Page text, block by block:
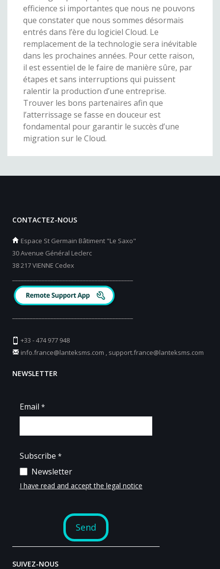
efficience si importantes que nous ne pouvons
que constater que nous sommes désormais
entrés dans l’ère du logiciel Cloud. Le
remplacement de la technologie sera inévitable
dans les prochaines années. Pour cette raison,
il est essentiel de le faire de manière sûre, par
étapes et sans interruptions qui puissent
ralentir la production d’une entreprise.
Trouver les bons partenaires afin que
l’atterrissage se fasse en douceur est
fondamental pour garantir le succès d’une
migration sur le Cloud.
CONTACTEZ-NOUS
Espace St Germain Bâtiment "Le Saxo"
30 Avenue Général Leclerc
38 217 VIENNE Cedex
+33 - 474 977 948
info.france@lanteksms.com , support.france@lanteksms.com
NEWSLETTER
SUIVEZ-NOUS